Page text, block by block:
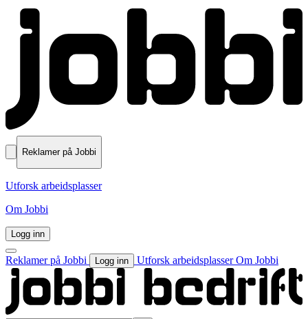
Reklamer på Jobbi
Utforsk arbeidsplasser
Om Jobbi
Logg inn
Reklamer på Jobbi Logg inn Utforsk arbeidsplasserOm Jobbi